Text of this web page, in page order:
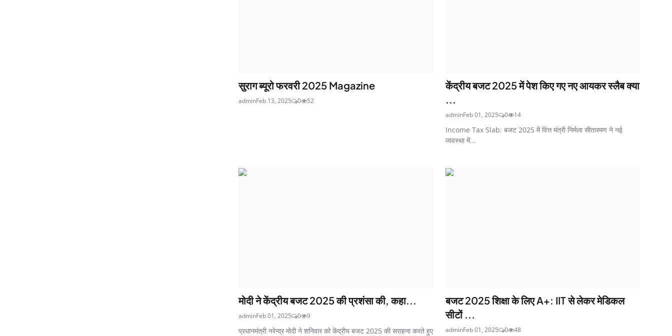
सुराग ब्यूरो फरवरी 2025 Magazine
adminFeb 13, 2025 0 52
केंद्रीय बजट 2025 में पेश किए गए नए आयकर स्लैब क्या
...
adminFeb 01, 2025 0 14
Income Tax Slab: बजट 2025 में वित्त मंत्री निर्मला सीतारमण ने नई
व्यवस्था में...
मोदी ने केंद्रीय बजट 2025 की प्रशंसा की, कहा...
adminFeb 01, 2025 0 9
प्रधानमंत्री नरेन्द्र मोदी ने शनिवार को केंद्रीय बजट 2025 की सराहना करते हुए
बजट 2025 शिक्षा के लिए A+: IIT से लेकर मेडिकल
सीटों ...
adminFeb 01, 2025 0 48